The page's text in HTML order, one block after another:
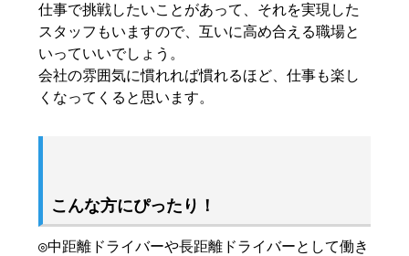
仕事で挑戦したいことがあって、それを実現した
スタッフもいますので、互いに高め合える職場と
いっていいでしょう。
会社の雰囲気に慣れれば慣れるほど、仕事も楽し
くなってくると思います。
こんな方にぴったり！
◎中距離ドライバーや長距離ドライバーとして働き